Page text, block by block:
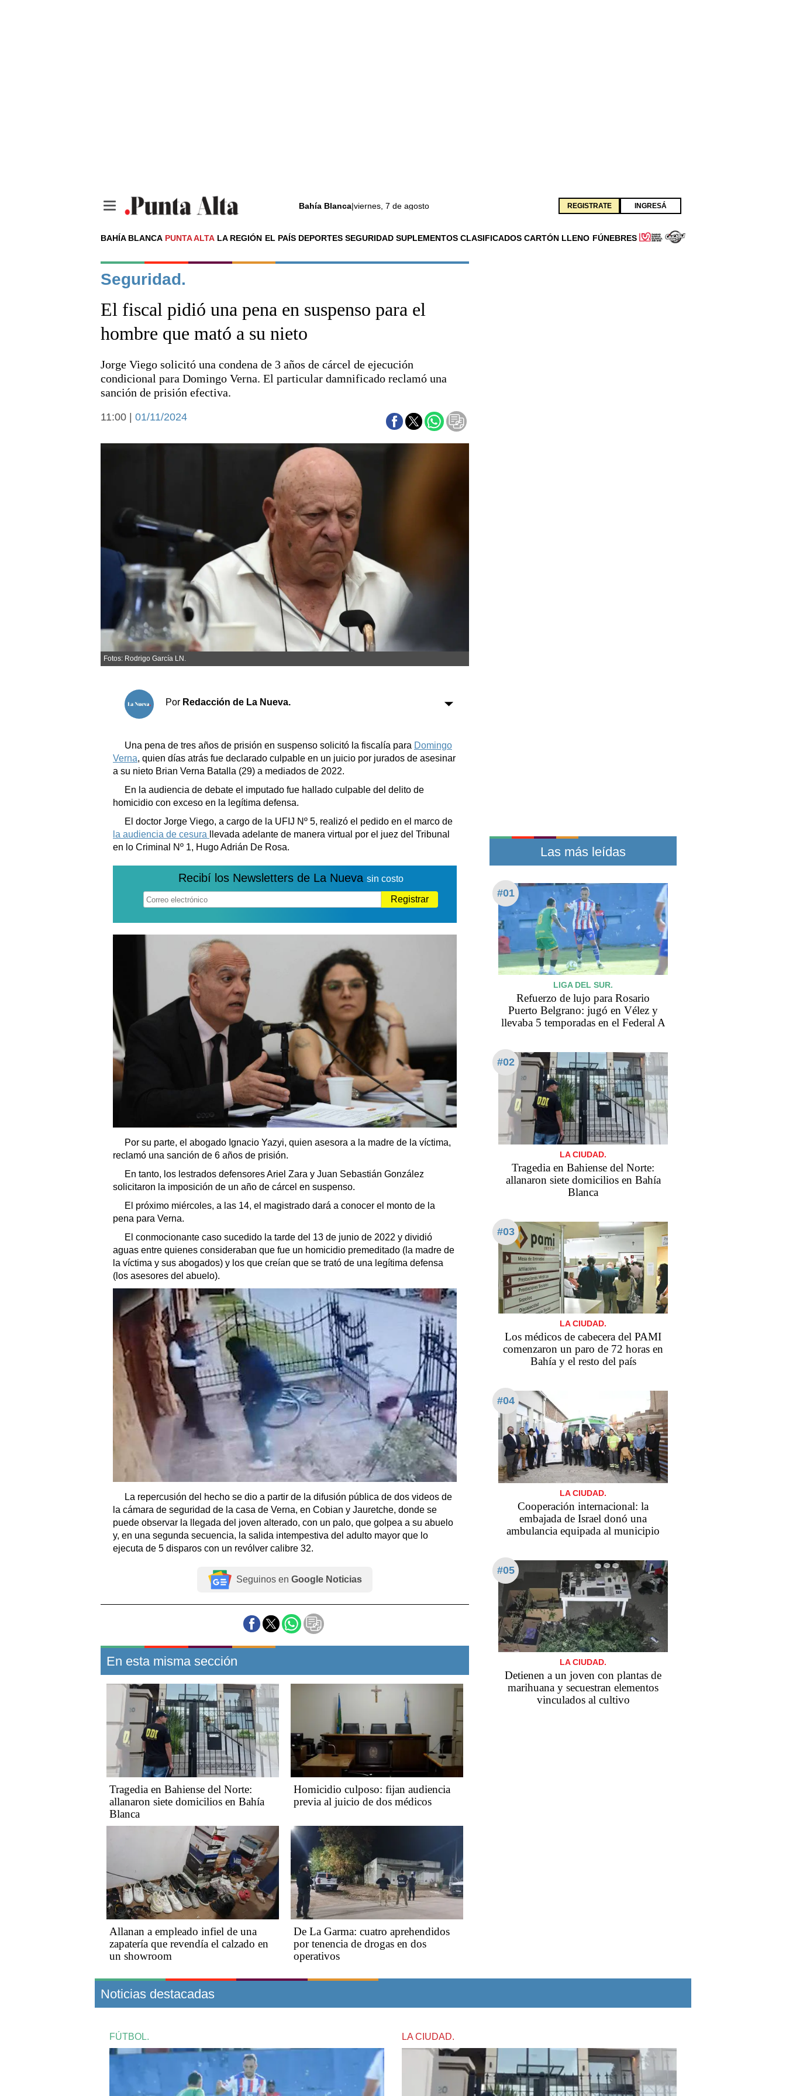
Bahía Blanca|viernes, 7 de agosto REGISTRATE INGRESÁ
BAHÍA BLANCA PUNTA ALTA LA REGIÓN EL PAÍS DEPORTES SEGURIDAD SUPLEMENTOS CLASIFICADOS CARTÓN LLENO FÚNEBRES
Punta Alta
Lo último
Nuestra gente
Noticias
Punta Alta
El país
El mundo
Liga del Sur
Básquetbol
Fútbol
Federal A
Arte y cultura
Aplausos
Cines
Economía y campo
Economía y finanzas
Con el campo
Espacio empresas
Sociedad y tiempo libre
Sociedad
Tecnología
Turismo
Salud
Cartón Lleno
Fúnebres
Horóscopo
Suplementos
Farmacias
Transportes
Loterías
Datos Útiles
Fúnebres
Teléfonos de urgencia
Seguridad.
El fiscal pidió una pena en suspenso para el
hombre que mató a su nieto
Jorge Viego solicitó una condena de 3 años de cárcel de ejecución
condicional para Domingo Verna. El particular damnificado reclamó una
sanción de prisión efectiva.
11:00 | 01/11/2024
Fotos: Rodrigo García LN.
Por Redacción de La Nueva.
Una pena de tres años de prisión en suspenso solicitó la fiscalía para Domingo
Verna, quien días atrás fue declarado culpable en un juicio por jurados de asesinar
a su nieto Brian Verna Batalla (29) a mediados de 2022.
En la audiencia de debate el imputado fue hallado culpable del delito de
homicidio con exceso en la legítima defensa.
El doctor Jorge Viego, a cargo de la UFIJ Nº 5, realizó el pedido en el marco de
la audiencia de cesura
llevada adelante de manera virtual por el juez del Tribunal
en lo Criminal Nº 1, Hugo Adrián De Rosa.
Recibí los Newsletters de La Nueva sin costo
Registrar
Por su parte, el abogado Ignacio Yazyi, quien asesora a la madre de la víctima,
reclamó una sanción de 6 años de prisión.
En tanto, los lestrados defensores Ariel Zara y Juan Sebastián González
solicitaron la imposición de un año de cárcel en suspenso.
El próximo miércoles, a las 14, el magistrado dará a conocer el monto de la
pena para Verna.
El conmocionante caso sucedido la tarde del 13 de junio de 2022 y dividió
aguas entre quienes consideraban que fue un homicidio premeditado (la madre de
la víctima y sus abogados) y los que creían que se trató de una legítima defensa
(los asesores del abuelo).
La repercusión del hecho se dio a partir de la difusión pública de dos videos de
la cámara de seguridad de la casa de Verna, en Cobian y Jauretche, donde se
puede observar la llegada del joven alterado, con un palo, que golpea a su abuelo
y, en una segunda secuencia, la salida intempestiva del adulto mayor que lo
ejecuta de 5 disparos con un revólver calibre 32.
Seguinos en Google Noticias
En esta misma sección
Tragedia en Bahiense del Norte:
allanaron siete domicilios en Bahía
Blanca
Homicidio culposo: fijan audiencia
previa al juicio de dos médicos
Allanan a empleado infiel de una
zapatería que revendía el calzado en
un showroom
De La Garma: cuatro aprehendidos
por tenencia de drogas en dos
operativos
Las más leídas
#01
LIGA DEL SUR.
Refuerzo de lujo para Rosario
Puerto Belgrano: jugó en Vélez y
llevaba 5 temporadas en el Federal A
#02
LA CIUDAD.
Tragedia en Bahiense del Norte:
allanaron siete domicilios en Bahía
Blanca
#03
LA CIUDAD.
Los médicos de cabecera del PAMI
comenzaron un paro de 72 horas en
Bahía y el resto del país
#04
LA CIUDAD.
Cooperación internacional: la
embajada de Israel donó una
ambulancia equipada al municipio
#05
LA CIUDAD.
Detienen a un joven con plantas de
marihuana y secuestran elementos
vinculados al cultivo
Noticias destacadas
FÚTBOL. LA CIUDAD.